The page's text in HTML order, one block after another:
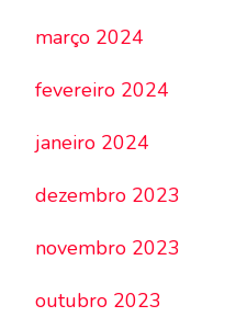
março 2024
fevereiro 2024
janeiro 2024
dezembro 2023
novembro 2023
outubro 2023